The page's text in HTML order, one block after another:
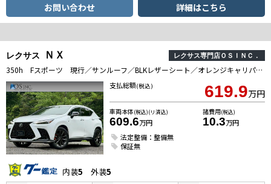
お問い合わせ 詳細はこちら
レクサス ＮＸ レクサス専門店ＯＳＩＮＣ．
350h Fスポーツ 現行／サンルーフ／BLKレザーシート／オレンジキャリパー／BSM／全周囲カメラ／パワーバックドア／コーナーセンサー／衝突軽減／レーダークルーズ／レーンキープ／シートヒーター・エアコン／ETC2．0
支払総額(税込) 619.9万円
車両本体(税込)(リ済込)
609.6万円
諸費用(税込)
10.3万円
法定整備：整備無
保証無
内装5 外装5